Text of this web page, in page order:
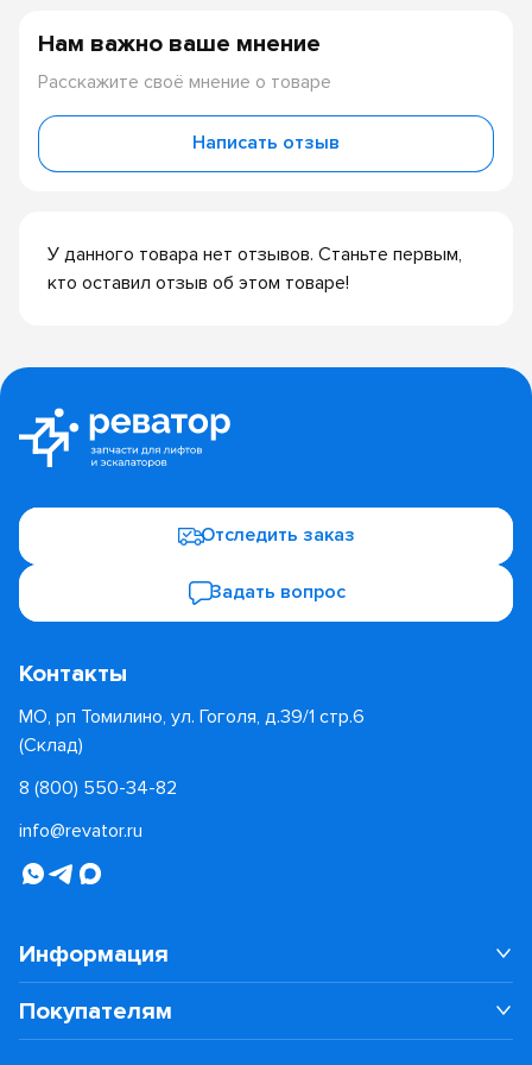
У данного товара нет отзывов. Станьте первым,
кто оставил отзыв об этом товаре!
Нам важно ваше мнение
Расскажите своё мнение о товаре
Написать отзыв
Отследить заказ
Задать вопрос
Контакты
МО, рп Томилино, ул. Гоголя, д.39/1 стр.6
(Склад)
8 (800) 550-34-82
info@revator.ru
Информация
Покупателям